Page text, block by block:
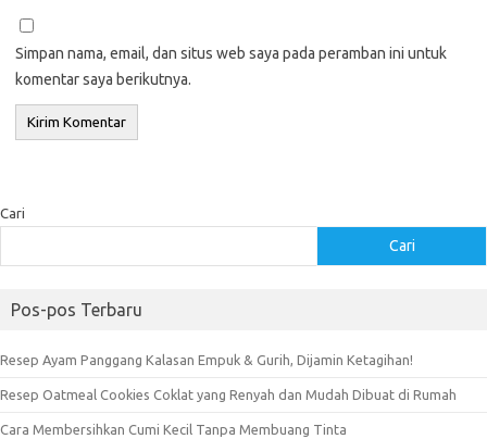
Simpan nama, email, dan situs web saya pada peramban ini untuk
komentar saya berikutnya.
Cari
Cari
Pos-pos Terbaru
Resep Ayam Panggang Kalasan Empuk & Gurih, Dijamin Ketagihan!
Resep Oatmeal Cookies Coklat yang Renyah dan Mudah Dibuat di Rumah
Cara Membersihkan Cumi Kecil Tanpa Membuang Tinta